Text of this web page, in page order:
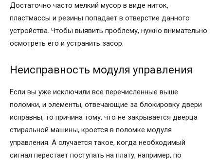
Достаточно часто мелкий мусор в виде ниток,
пластмассы и резины попадает в отверстие данного
устройства. Чтобы выявить проблему, нужно внимательно
осмотреть его и устранить засор.
Неисправность модуля управления
Если вы уже исключили все перечисленные выше
поломки, и элементы, отвечающие за блокировку двери
исправны, то причина тому, что не закрывается дверца
стиральной машины, кроется в поломке модуля
управления. А случается такое, когда необходимый
сигнал перестает поступать на плату, например, по